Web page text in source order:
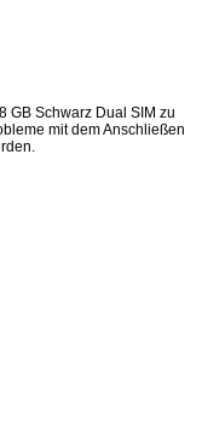
GB Schwarz Dual SIM zu
mit dem Anschließen